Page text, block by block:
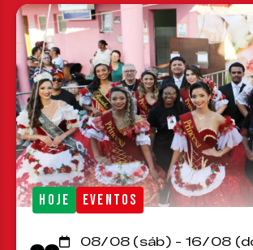
HOJE EVENTOS
08/08 (sáb) - 16/08